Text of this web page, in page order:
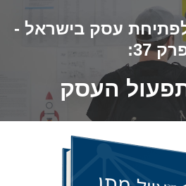
עסק בישראל -
37:
העסק